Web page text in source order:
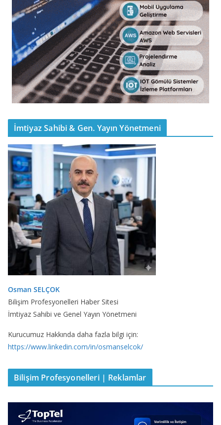
İmtiyaz Sahibi & Gen. Yayın Yönetmeni
Osman SELÇOK
Bilişim Profesyonelleri Haber Sitesi
İmtiyaz Sahibi ve Genel Yayın Yönetmeni
Kurucumuz Hakkında daha fazla bilgi için:
https://www.linkedin.com/in/osmanselcok/
Bilişim Profesyonelleri | Reklamlar